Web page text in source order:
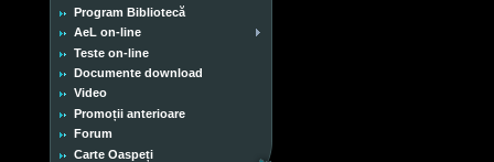
Program Bibliotecă
AeL on-line
Teste on-line
Documente download
Video
Promoții anterioare
Forum
Carte Oaspeți